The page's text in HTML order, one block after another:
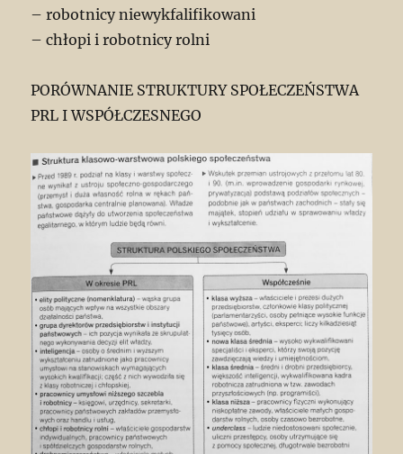
– robotnicy niewykfalifikowani
– chłopi i robotnicy rolni
PORÓWNANIE STRUKTURY SPOŁECZEŃSTWA
PRL I WSPÓŁCZESNEGO